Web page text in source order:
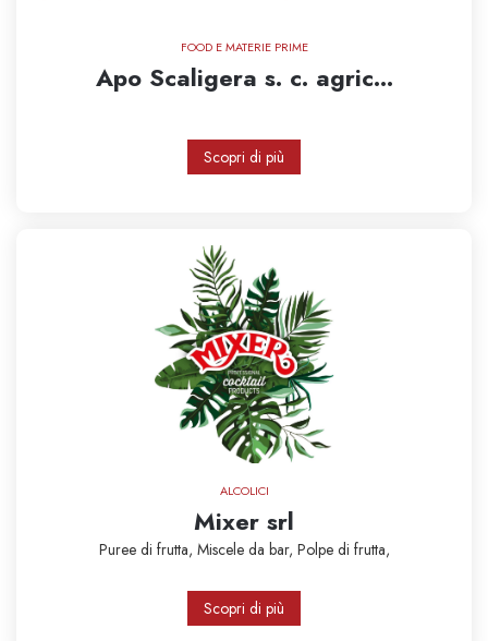
FOOD E MATERIE PRIME
Apo Scaligera s. c. agric...
Scopri di più
ALCOLICI
Mixer srl
Puree di frutta, Miscele da bar, Polpe di frutta,
Scopri di più